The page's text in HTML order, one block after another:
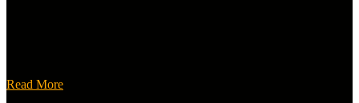
Read More